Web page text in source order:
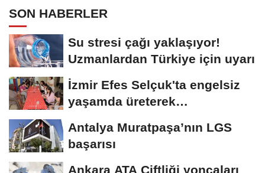
SON HABERLER
Su stresi çağı yaklaşıyor!
Uzmanlardan Türkiye için uyarı
İzmir Efes Selçuk'ta engelsiz
yaşamda üreterek
Antalya Muratpaşa’nın LGS
başarısı
Ankara ATA Çiftliği yoncaları